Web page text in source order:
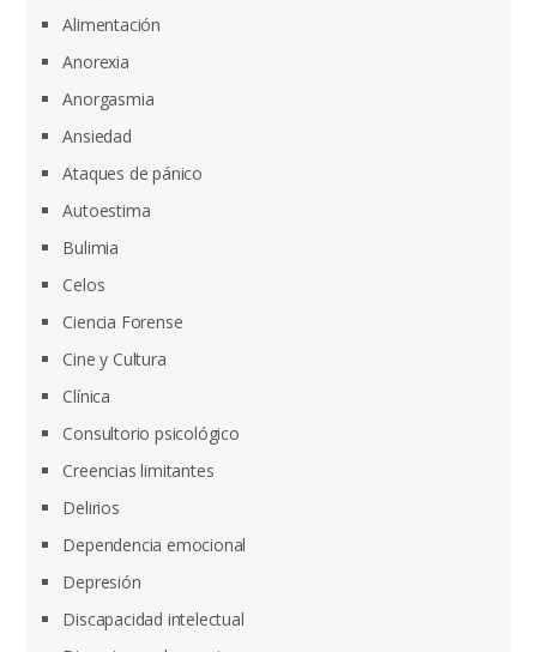
Alimentación
Anorexia
Anorgasmia
Ansiedad
Ataques de pánico
Autoestima
Bulimia
Celos
Ciencia Forense
Cine y Cultura
Clínica
Consultorio psicológico
Creencias limitantes
Delirios
Dependencia emocional
Depresión
Discapacidad intelectual